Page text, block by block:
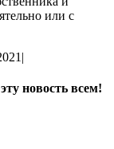
или с
|
новость всем!